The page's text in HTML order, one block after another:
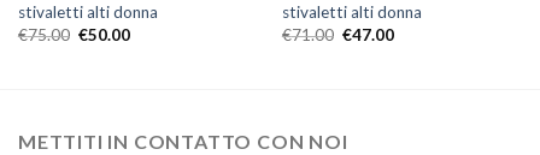
stivaletti alti donna
€75.00 €50.00
stivaletti alti donna
€71.00 €47.00
METTITI IN CONTATTO CON NOI